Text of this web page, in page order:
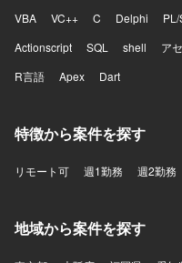
VBA
VC++ C Delphi PL/
Actionscript
SQL shell ア
R言語
Apex Dart
特徴から案件を探す
リモート可 週1勤務 週2勤務
地域から案件を探す